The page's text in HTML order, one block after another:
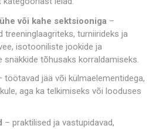
või kahe sektsiooniga –
treeninglaagriteks, turniirideks ja
isotooniliste jookide ja
snäkkide tõhusaks korraldamiseks.
töötavad jää või külmaelementidega,
aga ka telkimiseks või looduses
– praktilised ja vastupidavad,